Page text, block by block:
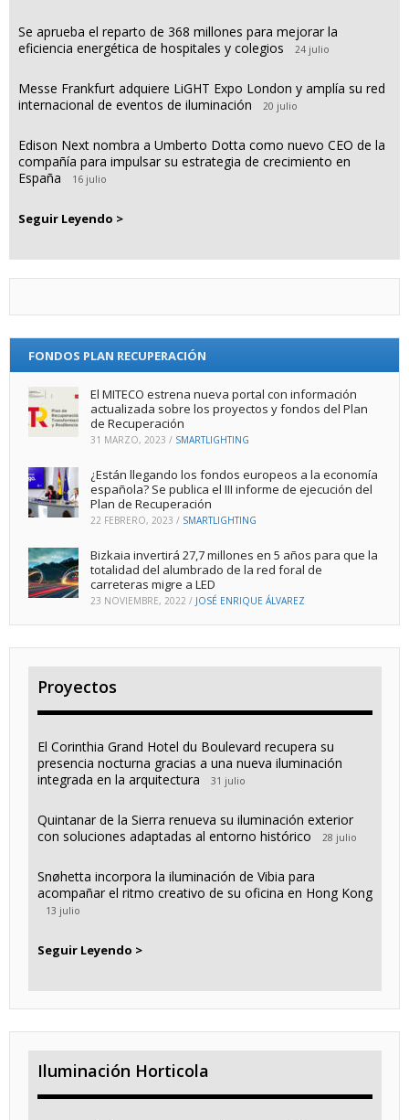
Se aprueba el reparto de 368 millones para mejorar la
eficiencia energética de hospitales y colegios
24 julio
Messe Frankfurt adquiere LiGHT Expo London y amplía su red
internacional de eventos de iluminación
20 julio
Edison Next nombra a Umberto Dotta como nuevo CEO de la
compañía para impulsar su estrategia de crecimiento en
España
16 julio
Seguir Leyendo >
FONDOS PLAN RECUPERACIÓN
El MITECO estrena nueva portal con información
actualizada sobre los proyectos y fondos del Plan
de Recuperación
31 MARZO, 2023 / SMARTLIGHTING
¿Están llegando los fondos europeos a la economía
española? Se publica el III informe de ejecución del
Plan de Recuperación
22 FEBRERO, 2023 / SMARTLIGHTING
Bizkaia invertirá 27,7 millones en 5 años para que la
totalidad del alumbrado de la red foral de
carreteras migre a LED
23 NOVIEMBRE, 2022 / JOSÉ ENRIQUE ÁLVAREZ
Proyectos
El Corinthia Grand Hotel du Boulevard recupera su
presencia nocturna gracias a una nueva iluminación
integrada en la arquitectura
31 julio
Quintanar de la Sierra renueva su iluminación exterior
con soluciones adaptadas al entorno histórico
28 julio
Snøhetta incorpora la iluminación de Vibia para
acompañar el ritmo creativo de su oficina en Hong Kong
13 julio
Seguir Leyendo >
Iluminación Horticola